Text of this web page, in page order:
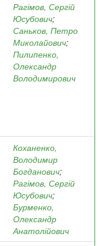
Рагімов, Сергій
Юсубович;
Саньков, Петро
Миколайович;
Пилипенко,
Олександр
Володимирович
Коханенко,
Володимир
Богданович;
Рагімов, Сергій
Юсубович;
Бурменко,
Олександр
Анатолійович